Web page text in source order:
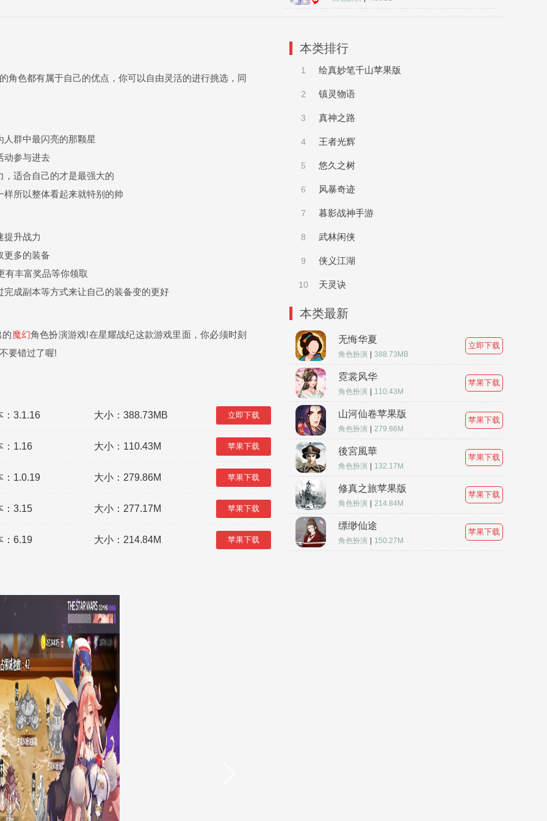
角色都有属于自己的优点，你可以自由灵活的进行挑选，同
群中最闪亮的那颗星
动参与进去
适合自己的才是最强大的
所以整体看起来就特别的帅
提升战力
更多的装备
有丰富奖品等你领取
成副本等方式来让自己的装备变的更好
的魔幻角色扮演游戏!在星耀战纪这款游戏里面，你必须时刻
要错过了喔!
：3.1.16 大小：388.73MB 立即下载
：1.16 大小：110.43M 苹果下载
：1.0.19 大小：279.86M 苹果下载
：3.15 大小：277.17M 苹果下载
：6.19 大小：214.84M 苹果下载
本类排行
1 绘真妙笔千山苹果版
2 镇灵物语
3 真神之路
4 王者光辉
5 悠久之树
6 风暴奇迹
7 暮影战神手游
8 武林闲侠
9 侠义江湖
10 天灵诀
本类最新
无悔华夏
角色扮演 388.73MB
立即下载
霓裳风华
角色扮演 110.43M
苹果下载
山河仙卷苹果版
角色扮演 279.86M
苹果下载
後宮風華
角色扮演 132.17M
苹果下载
修真之旅苹果版
角色扮演 214.84M
苹果下载
缥缈仙途
角色扮演 150.27M
苹果下载